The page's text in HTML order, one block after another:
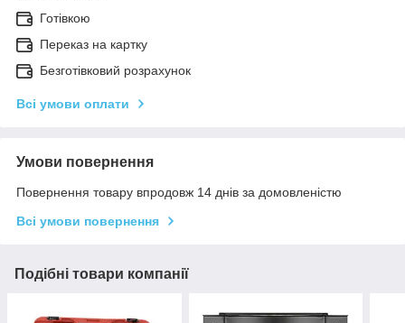
Готівкою
Переказ на картку
Безготівковий розрахунок
Всі умови оплати
Умови повернення
Повернення товару впродовж 14 днів за домовленістю
Всі умови повернення
Подібні товари компанії